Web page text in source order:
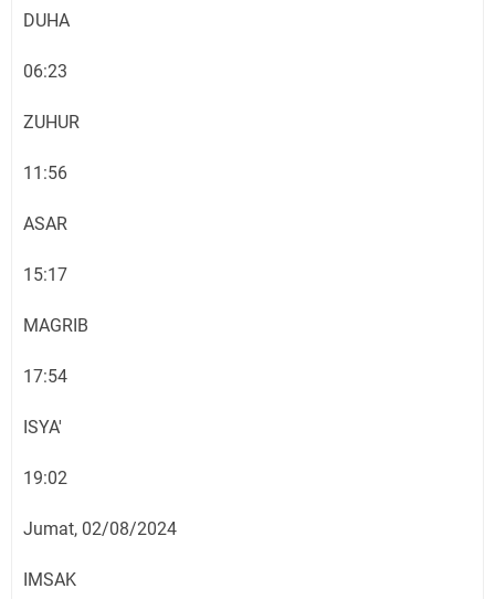
DUHA
06:23
ZUHUR
11:56
ASAR
15:17
MAGRIB
17:54
ISYA'
19:02
Jumat, 02/08/2024
IMSAK